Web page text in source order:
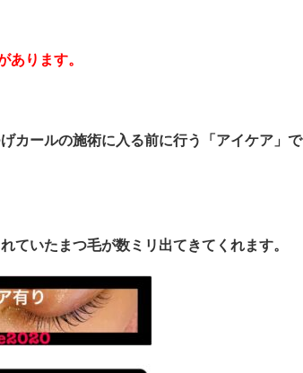
ります。
カールの施術に入る前に行う「アイケア」で
ていたまつ毛が数ミリ出てきてくれます。